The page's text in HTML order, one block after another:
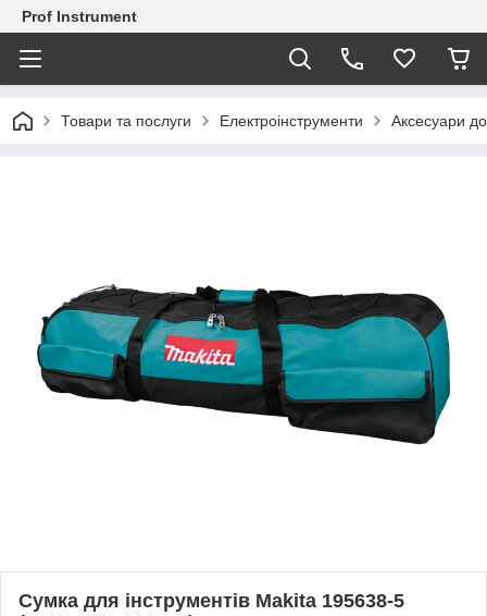
Prof Instrument
Товари та послуги Електроінструменти Аксесуари до
Сумка для інструментів Makita 195638-5